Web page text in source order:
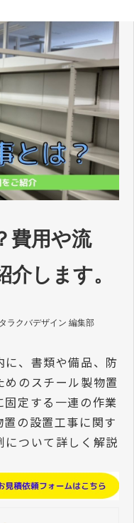
費用や流
します。
ラクバデザイン 編集部
、書類や備品、防
のスチール製物置
定する一連の作業
の設置工事に関す
について詳しく解説